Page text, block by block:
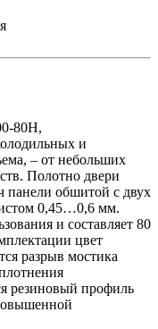
80Н,
и
– от небольших
Полотно двери
панели обшитой с двух
0,45…0,6 мм.
и составляет 80
цвет
разрыв мостика
резиновый профиль